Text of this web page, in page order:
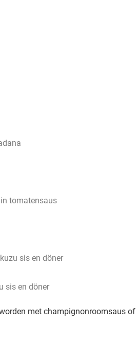
tomatensaus
sis en döner
sis en döner
met champignonroomsaus of